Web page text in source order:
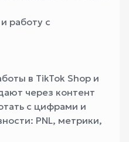
работу с
в TikTok Shop и
через контент
с цифрами и
PNL, метрики,